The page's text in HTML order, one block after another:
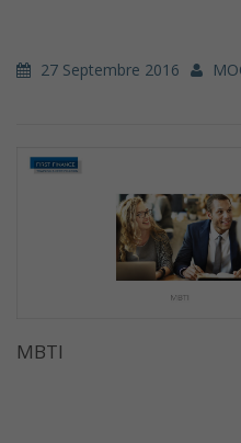
27 Septembre 2016
MBTI